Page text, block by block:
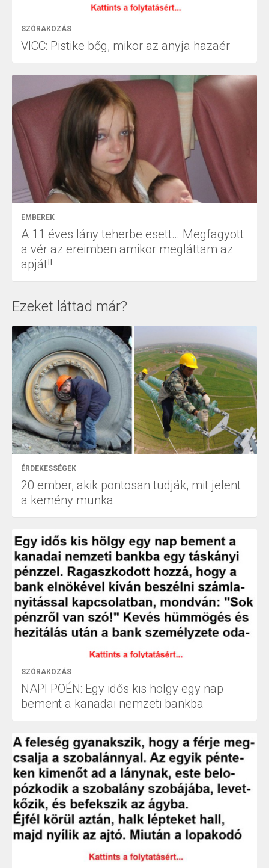
SZÓRAKOZÁS
VICC: Pistike bőg, mikor az anyja hazaér
EMBEREK
A 11 éves lány teherbe esett… Megfagyott
a vér az ereimben amikor megláttam az
apját!!
Ezeket láttad már?
ÉRDEKESSÉGEK
20 ember, akik pontosan tudják, mit jelent
a kemény munka
SZÓRAKOZÁS
NAPI POÉN: Egy idős kis hölgy egy nap
bement a kanadai nemzeti bankba